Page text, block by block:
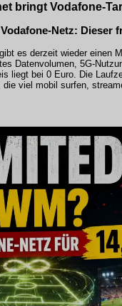
bringt Vodafone-
Netz: Dieser
gibt es derzeit wieder einen
Datenvolumen, 5G-
liegt bei 0 Euro. Die
viel mobil surfen,